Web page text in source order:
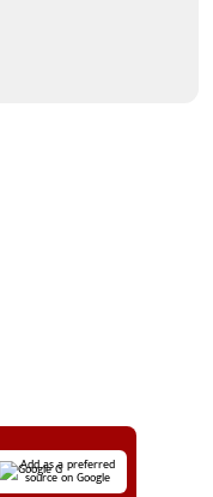
Add as a preferred
source on Google